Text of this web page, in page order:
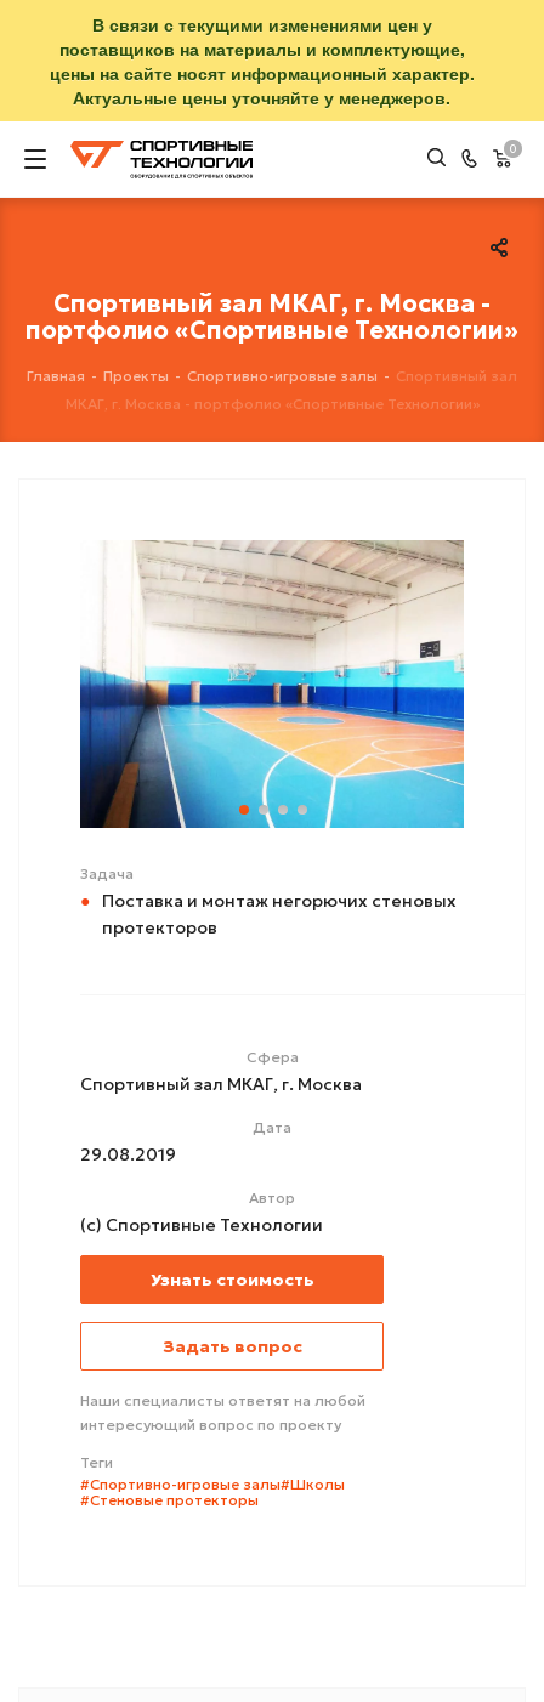
В связи с текущими изменениями цен у
поставщиков на материалы и комплектующие,
цены на сайте носят информационный характер.
Актуальные цены уточняйте у менеджеров.
0
Спортивный зал МКАГ, г. Москва -
портфолио «Спортивные Технологии»
Главная - Проекты - Спортивно-игровые залы - Спортивный зал
МКАГ, г. Москва - портфолио «Спортивные Технологии»
Задача
Поставка и монтаж негорючих стеновых
протекторов
Сфера
Спортивный зал МКАГ, г. Москва
Дата
29.08.2019
Автор
(с) Спортивные Технологии
Узнать стоимость
Задать вопрос
Наши специалисты ответят на любой
интересующий вопрос по проекту
Теги
#Спортивно-игровые залы#Школы
#Стеновые протекторы